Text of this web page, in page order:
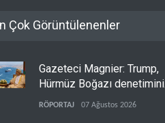
Çok Görüntülenenler
Gazeteci Magnier: Trump,
Hürmüz Boğazı denetimini
doğrudan İran ve Umman'a
RÖPORTAJ 07 Ağustos 2026